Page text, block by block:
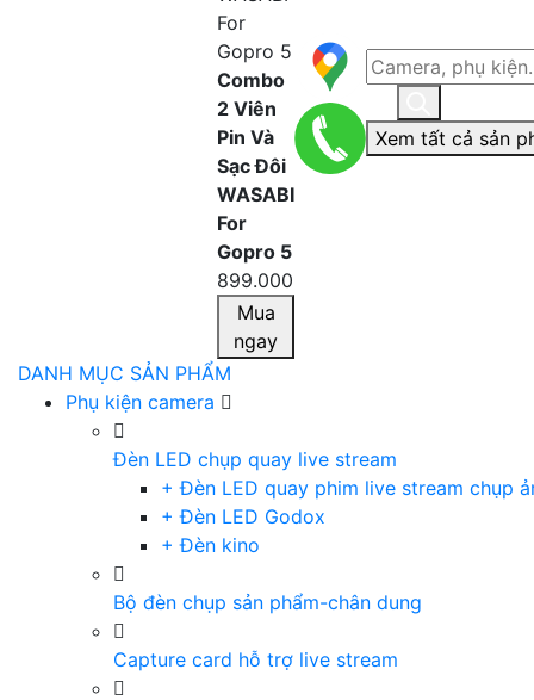
Combo
2 Viên
Pin Và
Sạc Đôi
WASABI
For
Gopro 5
899.000
Mua
ngay
Xem tất cả sản
DANH MỤC SẢN PHẨM
Phụ kiện camera
Đèn LED chụp quay live stream
+ Đèn LED quay phim live stream chụp
+ Đèn LED Godox
+ Đèn kino
Bộ đèn chụp sản phẩm-chân dung
Capture card hỗ trợ live stream